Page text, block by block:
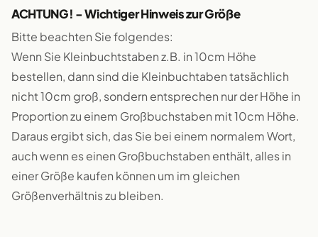
ACHTUNG! - Wichtiger Hinweis zur Größe
Bitte beachten Sie folgendes:
Wenn Sie Kleinbuchtstaben z.B. in 10cm Höhe
bestellen, dann sind die Kleinbuchtaben tatsächlich
nicht 10cm groß, sondern entsprechen nur der Höhe in
Proportion zu einem Großbuchstaben mit 10cm Höhe.
Daraus ergibt sich, das Sie bei einem normalem Wort,
auch wenn es einen Großbuchstaben enthält, alles in
einer Größe kaufen können um im gleichen
Größenverhältnis zu bleiben.